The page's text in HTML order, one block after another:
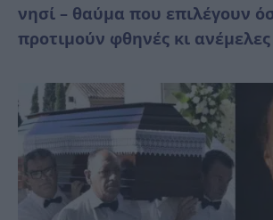
νησί – θαύμα που επιλέγουν
προτιμούν φθηνές κι